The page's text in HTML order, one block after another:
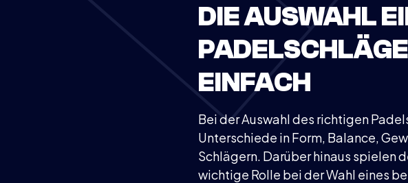
DIE AUSWAHL
EINFACH
Bei der Auswahl des richtigen
Unterschiede in Form, Balance,
Schlägern. Darüber hinaus spielen
wichtige Rolle bei der Wahl eines